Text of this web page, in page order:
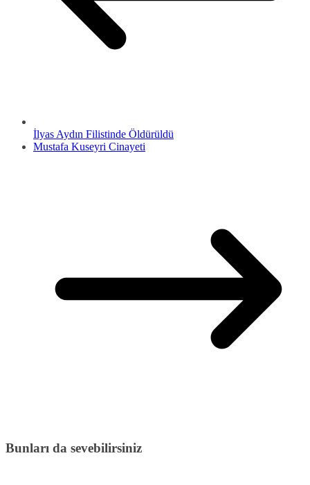
İlyas Aydın Filistinde Öldürüldü
Mustafa Kuseyri Cinayeti
Bunları da sevebilirsiniz